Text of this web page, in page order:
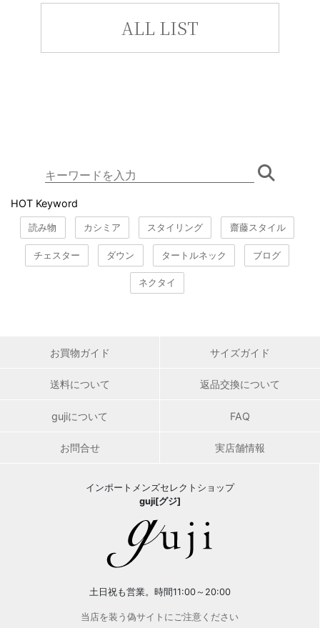
ALL LIST
HOT Keyword
読み物 カシミア スタイリング 齋藤スタイル
チェスター ダウン タートルネック ブログ
ネクタイ
お買物ガイド サイズガイド
送料について 返品交換について
gujiについて FAQ
お問合せ 実店舗情報
インポートメンズセレクトショップ
guji[グジ]
土日祝も営業。時間11:00～20:00
当店を装う偽サイトにご注意ください